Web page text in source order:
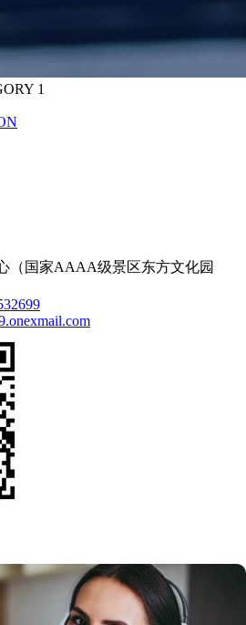
1
（国家AAAA级景区东方文化园